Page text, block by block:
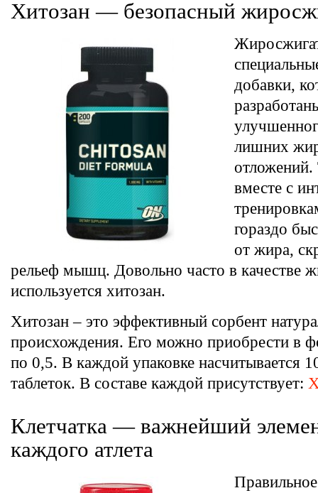
Хитозан — безопасный
добавки,
лишних
отложений.
вместе с
гораздо
от жира,
рельеф мышц. Довольно часто в качестве
используется хитозан.
Хитозан – это эффективный сорбент
происхождения. Его можно приобрести в
по 0,5. В каждой упаковке насчитывается
таблеток. В составе каждой присутствует:
Клетчатка — важнейший
каждого атлета